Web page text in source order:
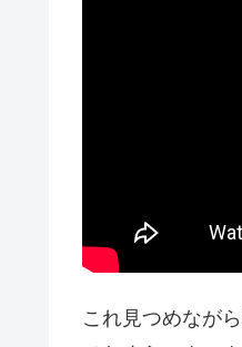
これ見つめなが